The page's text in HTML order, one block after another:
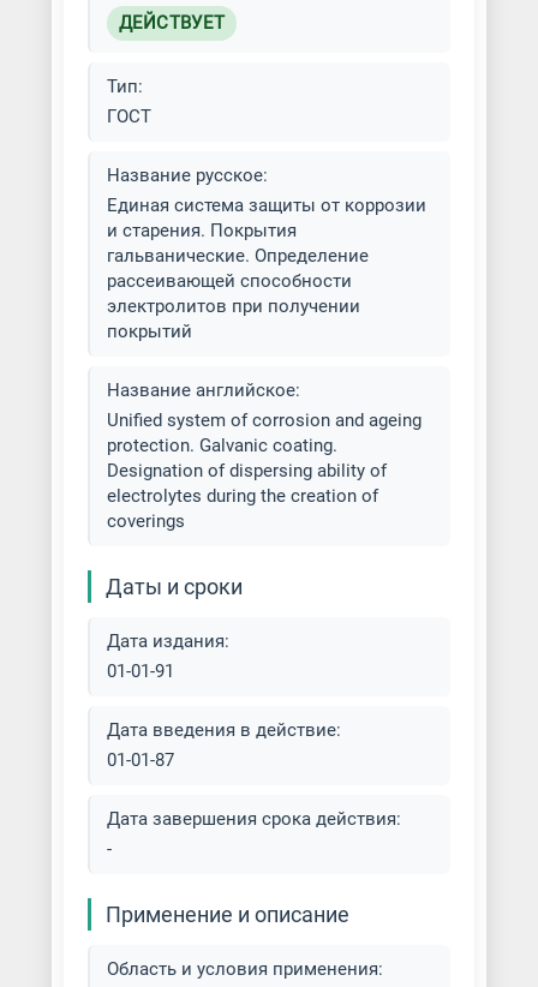
Декоративное хромирование
Золочение металла
Латунирование металла
Меднение металла
Нанесение алмазоподобных
покрытий
Никелирование металла
Нитроцементация металла
Оцинкование деталей
Покрытие металла сплавом
Серебрение металла
Силицирование металла
Услуги гальванического
ДЕЙСТВУЕТ
Тип:
ГОСТ
Название русское:
Единая система защиты от коррозии
и старения. Покрытия
гальванические. Определение
рассеивающей способности
электролитов при получении
покрытий
Название английское:
Unified system of corrosion and ageing
protection. Galvanic coating.
Designation of dispersing ability of
electrolytes during the creation of
coverings
Даты и сроки
Дата издания:
01-01-91
Дата введения в действие:
01-01-87
Дата завершения срока действия:
-
Применение и описание
Область и условия применения: